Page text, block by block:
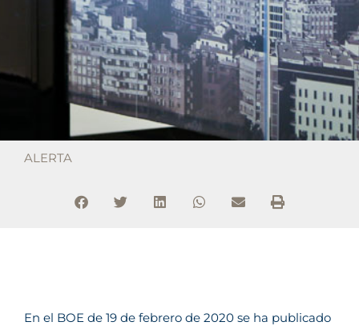
ALERTA
En el BOE de 19 de febrero de 2020 se ha publicado